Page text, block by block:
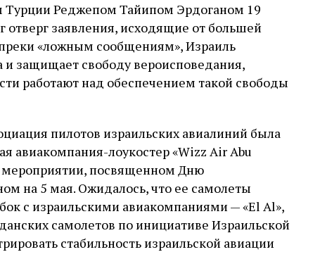
Турции Реджепом Тайипом Эрдоганом 19
отверг заявления, исходящие от большей
«ложным сообщениям», Израиль
и защищает свободу вероисповедания,
работают над обеспечением такой свободы
пилотов израильских авиалиний была
авиакомпания-лоукостер «Wizz Air Abu
мероприятии, посвященном Дню
на 5 мая. Ожидалось, что ее самолеты
с израильскими авиакомпаниями — «El Al»,
самолетов по инициативе Израильской
стабильность израильской авиации